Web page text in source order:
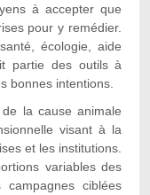
à accepter que
pour y remédier.
écologie, aide
partie des outils à
bonnes intentions.
la cause animale
visant à la
et les institutions.
variables des
campagnes ciblées